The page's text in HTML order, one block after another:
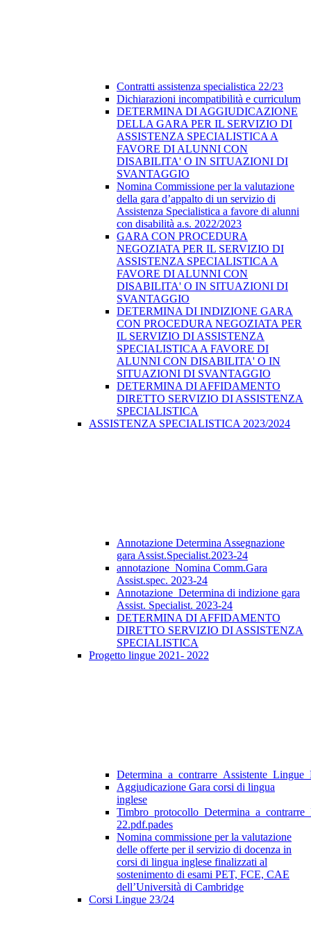
Contratti assistenza specialistica 22/23
Dichiarazioni incompatibilità e curriculum
DETERMINA DI AGGIUDICAZIONE
DELLA GARA PER IL SERVIZIO DI
ASSISTENZA SPECIALISTICA A
FAVORE DI ALUNNI CON
DISABILITA' O IN SITUAZIONI DI
SVANTAGGIO
Nomina Commissione per la valutazione
della gara d’appalto di un servizio di
Assistenza Specialistica a favore di alunni
con disabilità a.s. 2022/2023
GARA CON PROCEDURA
NEGOZIATA PER IL SERVIZIO DI
ASSISTENZA SPECIALISTICA A
FAVORE DI ALUNNI CON
DISABILITA' O IN SITUAZIONI DI
SVANTAGGIO
DETERMINA DI INDIZIONE GARA
CON PROCEDURA NEGOZIATA PER
IL SERVIZIO DI ASSISTENZA
SPECIALISTICA A FAVORE DI
ALUNNI CON DISABILITA' O IN
SITUAZIONI DI SVANTAGGIO
DETERMINA DI AFFIDAMENTO
DIRETTO SERVIZIO DI ASSISTENZA
SPECIALISTICA
ASSISTENZA SPECIALISTICA 2023/2024
Annotazione Determina Assegnazione
gara Assist.Specialist.2023-24
annotazione_Nomina Comm.Gara
Assist.spec. 2023-24
Annotazione_Determina di indizione gara
Assist. Specialist. 2023-24
DETERMINA DI AFFIDAMENTO
DIRETTO SERVIZIO DI ASSISTENZA
SPECIALISTICA
Progetto lingue 2021- 2022
Aggiudicazione Gara corsi di lingua
inglese
22.pdf.pades
Nomina commissione per la valutazione
delle offerte per il servizio di docenza in
corsi di lingua inglese finalizzati al
sostenimento di esami PET, FCE, CAE
dell’Università di Cambridge
Corsi Lingue 23/24